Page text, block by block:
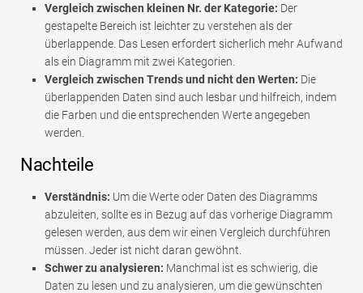
Vergleich zwischen kleinen Nr. der Kategorie: Der
gestapelte Bereich ist leichter zu verstehen als der
überlappende. Das Lesen erfordert sicherlich mehr Aufwand
als ein Diagramm mit zwei Kategorien.
Vergleich zwischen Trends und nicht den Werten: Die
überlappenden Daten sind auch lesbar und hilfreich, indem
die Farben und die entsprechenden Werte angegeben
werden.
Nachteile
Verständnis: Um die Werte oder Daten des Diagramms
abzuleiten, sollte es in Bezug auf das vorherige Diagramm
gelesen werden, aus dem wir einen Vergleich durchführen
müssen. Jeder ist nicht daran gewöhnt.
Schwer zu analysieren: Manchmal ist es schwierig, die
Daten zu lesen und zu analysieren, um die gewünschten